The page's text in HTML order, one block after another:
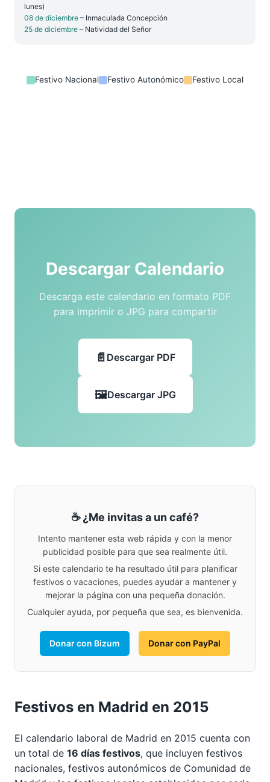
lunes)
08 de diciembre – Inmaculada Concepción
25 de diciembre – Natividad del Señor
Festivo Nacional Festivo Autonómico Festivo Local
Descargar Calendario
Descarga este calendario en formato PDF
para imprimir o JPG para compartir
Descargar PDF
Descargar JPG
☕ ¿Me invitas a un café?
Intento mantener esta web rápida y con la menor
publicidad posible para que sea realmente útil.
Si este calendario te ha resultado útil para planificar
festivos o vacaciones, puedes ayudar a mantener y
mejorar la página con una pequeña donación.
Cualquier ayuda, por pequeña que sea, es bienvenida.
Donar con Bizum Donar con PayPal
Festivos en Madrid en 2015
El calendario laboral de Madrid en 2015 cuenta con
un total de 16 días festivos, que incluyen festivos
nacionales, festivos autonómicos de Comunidad de